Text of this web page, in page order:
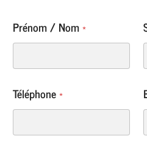
Prénom / Nom*
Téléphone*